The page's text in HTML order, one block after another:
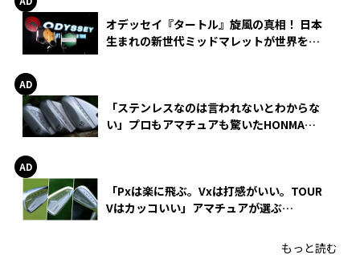
オデッセイ『タートル』旋風の真相！ 日本
生まれの新世代ミッドマレットが世界を席
「ステンレスなのは言われないとわからな
い」プロもアマチュアも驚いたHONMA
「Pxは楽に飛ぶ。Vxは打感がいい。TOUR
Vはカッコいい」アマチュアが選ぶ
もっと読む